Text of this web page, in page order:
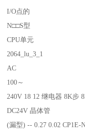
I/O点的
N□□S型
CPU单元
2064_lu_3_1
AC
100～
240V 18 12 继电器 8K步
DC24V 晶体管
(漏型) -- 0.27 0.02 CP1E-